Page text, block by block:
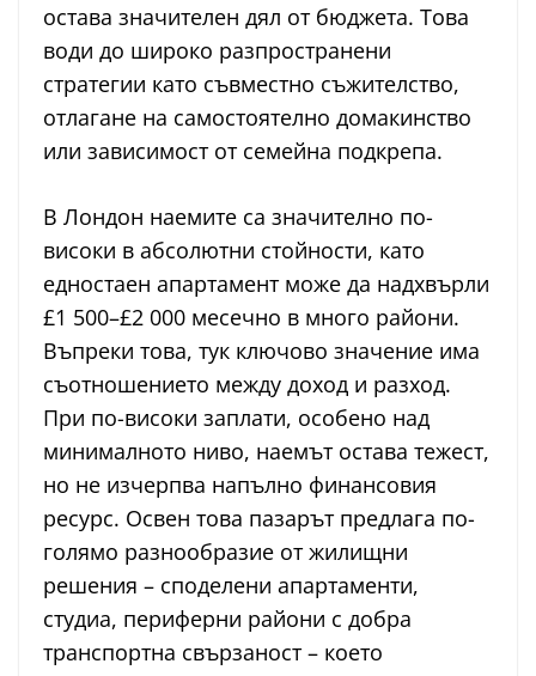
остава значителен дял от бюджета. Това
води до широко разпространени
стратегии като съвместно съжителство,
отлагане на самостоятелно домакинство
или зависимост от семейна подкрепа.
В Лондон наемите са значително по-
високи в абсолютни стойности, като
едностаен апартамент може да надхвърли
£1 500–£2 000 месечно в много райони.
Въпреки това, тук ключово значение има
съотношението между доход и разход.
При по-високи заплати, особено над
минималното ниво, наемът остава тежест,
но не изчерпва напълно финансовия
ресурс. Освен това пазарът предлага по-
голямо разнообразие от жилищни
решения – споделени апартаменти,
студиа, периферни райони с добра
транспортна свързаност – което